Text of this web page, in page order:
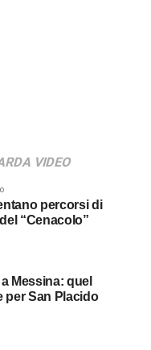
VIDEO
percorsi di
“Cenacolo”
Messina: quel
per San Placido